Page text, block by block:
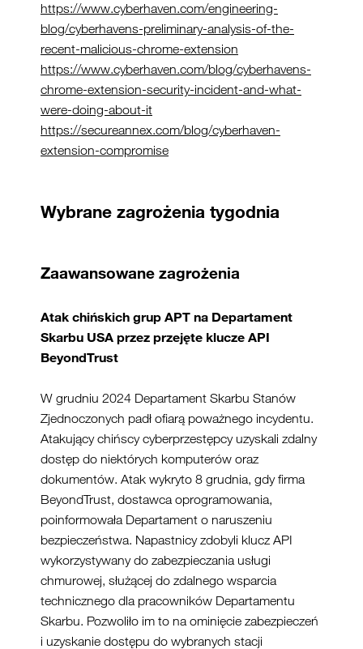
https://www.cyberhaven.com/engineering-
blog/cyberhavens-preliminary-analysis-of-the-
recent-malicious-chrome-extension
https://www.cyberhaven.com/blog/cyberhavens-
chrome-extension-security-incident-and-what-
were-doing-about-it
https://secureannex.com/blog/cyberhaven-
extension-compromise
Wybrane zagrożenia tygodnia
Zaawansowane zagrożenia
Atak chińskich grup APT na Departament
Skarbu USA przez przejęte klucze API
BeyondTrust
W grudniu 2024 Departament Skarbu Stanów
Zjednoczonych padł ofiarą poważnego incydentu.
Atakujący chińscy cyberprzestępcy uzyskali zdalny
dostęp do niektórych komputerów oraz
dokumentów. Atak wykryto 8 grudnia, gdy firma
BeyondTrust, dostawca oprogramowania,
poinformowała Departament o naruszeniu
bezpieczeństwa. Napastnicy zdobyli klucz API
wykorzystywany do zabezpieczania usługi
chmurowej, służącej do zdalnego wsparcia
technicznego dla pracowników Departamentu
Skarbu. Pozwoliło im to na ominięcie zabezpieczeń
i uzyskanie dostępu do wybranych stacji